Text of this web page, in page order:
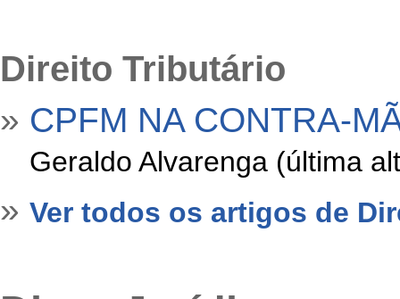
Direito Tributário
» CPFM NA CONTRA-
Geraldo Alvarenga (última
» Ver todos os artigos de